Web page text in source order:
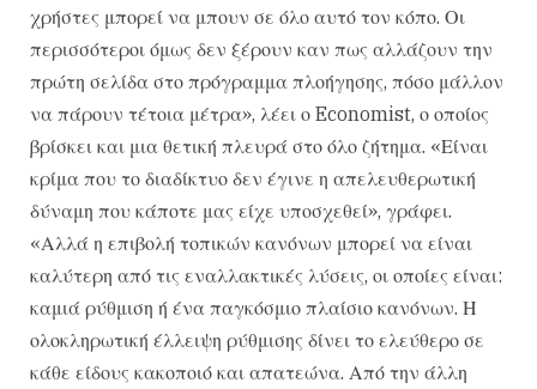
χρήστες μπορεί να μπουν σε όλο αυτό τον κόπο. Οι
περισσότεροι όμως δεν ξέρουν καν πως αλλάζουν την
πρώτη σελίδα στο πρόγραμμα πλοήγησης, πόσο μάλλον
να πάρουν τέτοια μέτρα», λέει ο Economist, ο οποίος
βρίσκει και μια θετική πλευρά στο όλο ζήτημα. «Είναι
κρίμα που το διαδίκτυο δεν έγινε η απελευθερωτική
δύναμη που κάποτε μας είχε υποσχεθεί», γράφει.
«Αλλά η επιβολή τοπικών κανόνων μπορεί να είναι
καλύτερη από τις εναλλακτικές λύσεις, οι οποίες είναι:
καμιά ρύθμιση ή ένα παγκόσμιο πλαίσιο κανόνων. Η
ολοκληρωτική έλλειψη ρύθμισης δίνει το ελεύθερο σε
κάθε είδους κακοποιό και απατεώνα. Από την άλλη